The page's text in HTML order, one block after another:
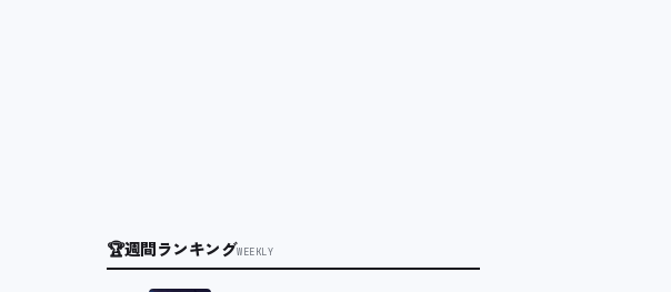
🏆週間ランキングWEEKLY